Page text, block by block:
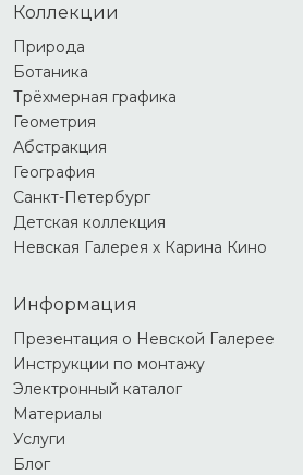
Коллекции
Природа
Ботаника
Трёхмерная графика
Геометрия
Абстракция
География
Санкт-Петербург
Детская коллекция
Невская Галерея х Карина Кино
Информация
Презентация о Невской Галерее
Инструкции по монтажу
Электронный каталог
Материалы
Услуги
Блог